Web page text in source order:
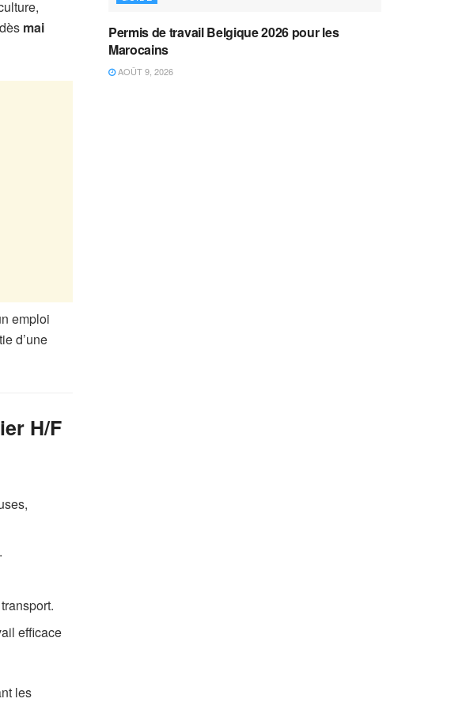
mai
emploi
d’une
H/F
efficace
les
Permis de travail Belgique 2026 pour les
Marocains
AOÛT 9, 2026